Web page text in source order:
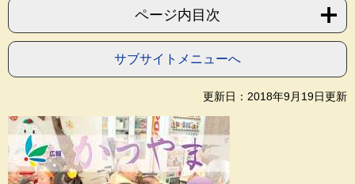
ページ内目次
サブサイトメニューへ
更新日：2018年9月19日更新